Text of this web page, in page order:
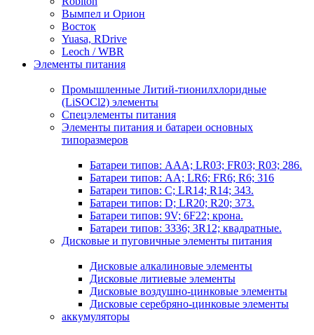
Вымпел и Орион
Восток
Yuasa, RDrive
Leoch / WBR
Элементы питания
Промышленные Литий-тионилхлоридные
(LiSOCl2) элементы
Спецэлементы питания
Элементы питания и батареи основных
типоразмеров
Батареи типов: AAA; LR03; FR03; R03; 286.
Батареи типов: AA; LR6; FR6; R6; 316
Батареи типов: C; LR14; R14; 343.
Батареи типов: D; LR20; R20; 373.
Батареи типов: 9V; 6F22; крона.
Батареи типов: 3336; 3R12; квадратные.
Дисковые и пуговичные элементы питания
Дисковые алкалиновые элементы
Дисковые литиевые элементы
Дисковые воздушно-цинковые элементы
Дисковые серебряно-цинковые элементы
аккумуляторы